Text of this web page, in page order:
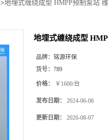
>地埋式缠绕成型 HMPP预制泵站
地埋式缠绕成型
品牌： 铭源环保
货号： 789
价格： ￥1600/台
发布日期： 2024-06-06
更新日期： 2026-08-07